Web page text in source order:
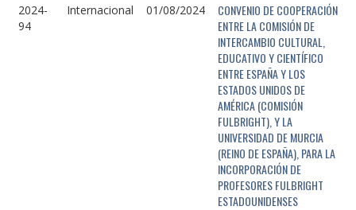
2024-
94
Internacional 01/08/2024
CONVENIO DE COOPERACIÓN
ENTRE LA COMISIÓN DE
INTERCAMBIO CULTURAL,
EDUCATIVO Y CIENTÍFICO
ENTRE ESPAÑA Y LOS
ESTADOS UNIDOS DE
AMÉRICA (COMISIÓN
FULBRIGHT), Y LA
UNIVERSIDAD DE MURCIA
(REINO DE ESPAÑA), PARA LA
INCORPORACIÓN DE
PROFESORES FULBRIGHT
ESTADOUNIDENSES